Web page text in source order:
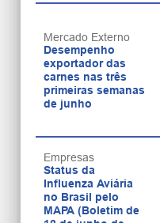
Mercado Externo
Desempenho
exportador das
carnes nas três
primeiras semanas
de junho
Empresas
Status da
Influenza Aviária
no Brasil pelo
MAPA (Boletim de